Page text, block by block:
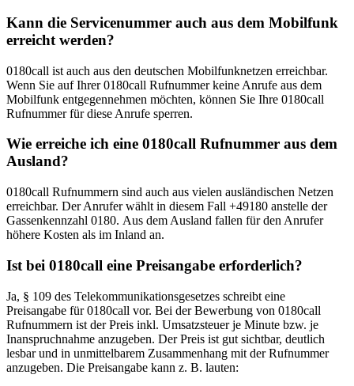
Kann die Servicenummer auch aus dem Mobilfunk
erreicht werden?
0180call ist auch aus den deutschen Mobilfunknetzen erreichbar.
Wenn Sie auf Ihrer 0180call Rufnummer keine Anrufe aus dem
Mobilfunk entgegennehmen möchten, können Sie Ihre 0180call
Rufnummer für diese Anrufe sperren.
Wie erreiche ich eine 0180call Rufnummer aus dem
Ausland?
0180call Rufnummern sind auch aus vielen ausländischen Netzen
erreichbar. Der Anrufer wählt in diesem Fall +49180 anstelle der
Gassenkennzahl 0180. Aus dem Ausland fallen für den Anrufer
höhere Kosten als im Inland an.
Ist bei 0180call eine Preisangabe erforderlich?
Ja, § 109 des Telekommunikationsgesetzes schreibt eine
Preisangabe für 0180call vor. Bei der Bewerbung von 0180call
Rufnummern ist der Preis inkl. Umsatzsteuer je Minute bzw. je
Inanspruchnahme anzugeben. Der Preis ist gut sichtbar, deutlich
lesbar und in unmittelbarem Zusammenhang mit der Rufnummer
anzugeben. Die Preisangabe kann z. B. lauten: